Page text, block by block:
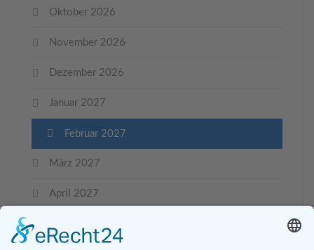
Oktober 2026
November 2026
Dezember 2026
Januar 2027
Februar 2027
März 2027
April 2027